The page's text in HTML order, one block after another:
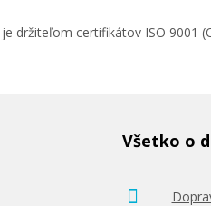
držiteľom certifikátov ISO 9001
Všetko o